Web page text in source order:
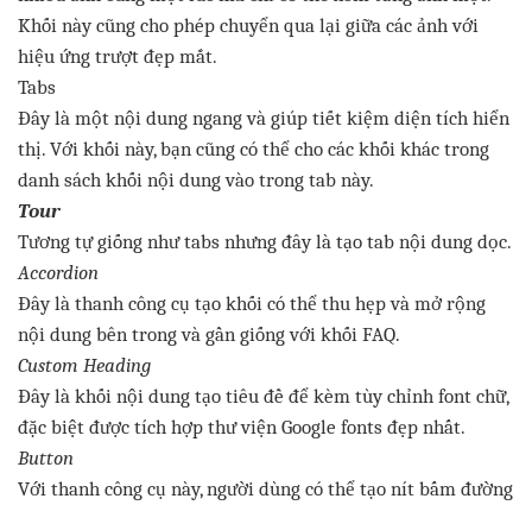
Khối này cũng cho phép chuyển qua lại giữa các ảnh với
hiệu ứng trượt đẹp mắt.
Tabs
Đây là một nội dung ngang và giúp tiết kiệm diện tích hiển
thị. Với khối này,bạn cũng có thể cho các khối khác trong
danh sách khối nội dungvào trong tab này.
Tour
Tương tự giống nhưtabs nhưng đây là tạo tab nội dung dọc.
Accordion
Đây là thanh công cụ tạo khối có thể thu hẹp và mở rộng
nội dung bên trong và gần giống với khối FAQ.
Custom Heading
Đây là khối nội dung tạo tiêu đề để kèm tùy chỉnh font chữ,
đặc biệt được tích hợp thư viện Google fonts đẹp nhất.
Button
Với thanh công cụ này,người dùng có thể tạo nít bấm đường